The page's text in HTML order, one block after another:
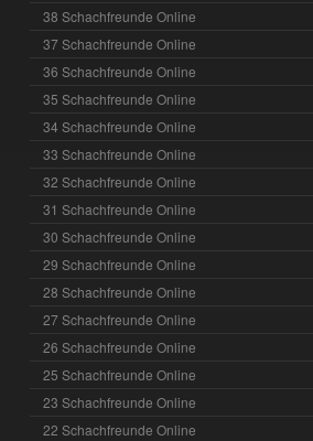
38 Schachfreunde Online
37 Schachfreunde Online
36 Schachfreunde Online
35 Schachfreunde Online
34 Schachfreunde Online
33 Schachfreunde Online
32 Schachfreunde Online
31 Schachfreunde Online
30 Schachfreunde Online
29 Schachfreunde Online
28 Schachfreunde Online
27 Schachfreunde Online
26 Schachfreunde Online
25 Schachfreunde Online
23 Schachfreunde Online
22 Schachfreunde Online